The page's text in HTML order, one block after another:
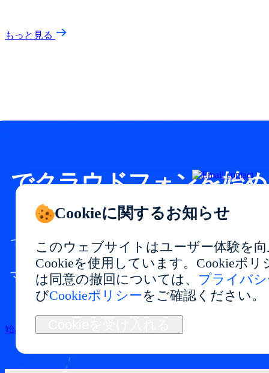
もっと見る
でクラウドフォンを始め
ましょう
で安定したパフォーマンスと柔軟な利用が
できるクラウドフォン環境を構築。
マルチアカウント管理、アプリテスト、自
動化、長期運用に最適です。
始める
Cookieに関するお知らせ
このウェブサイトはユーザー体験を
Cookieを使用しています。Cookieポリ
は同意の撤回については、 プライバ
びCookieポリシーをご確認ください。